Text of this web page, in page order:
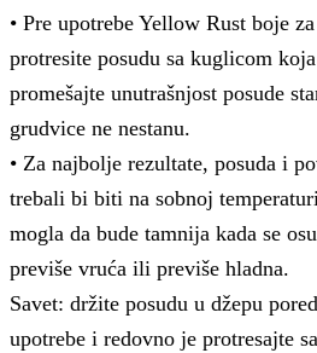
• Pre upotrebe Yellow Rust boje
protresite posudu sa kuglicom
promešajte unutrašnjost posude
grudvice ne nestanu.
• Za najbolje rezultate, posuda i
trebali bi biti na sobnoj
mogla da bude tamnija kada se
previše vruća ili previše hladna.
Savet: držite posudu u džepu
upotrebe i redovno je protresajte